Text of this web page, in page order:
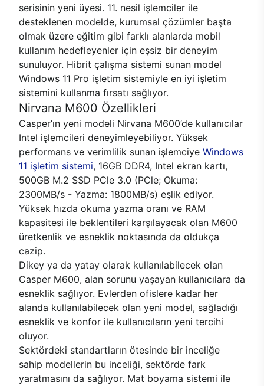
serisinin yeni üyesi. 11. nesil işlemciler ile
desteklenen modelde, kurumsal çözümler başta
olmak üzere eğitim gibi farklı alanlarda mobil
kullanım hedefleyenler için eşsiz bir deneyim
sunuluyor. Hibrit çalışma sistemi sunan model
Windows 11 Pro işletim sistemiyle en iyi işletim
sistemini kullanma fırsatı sağlıyor.
Nirvana M600 Özellikleri
Casper’ın yeni modeli Nirvana M600’de kullanıcılar
Intel işlemcileri deneyimleyebiliyor. Yüksek
performans ve verimlilik sunan işlemciye Windows
11 işletim sistemi, 16GB DDR4, Intel ekran kartı,
500GB M.2 SSD PCle 3.0 (PCle; Okuma:
2300MB/s - Yazma: 1800MB/s) eşlik ediyor.
Yüksek hızda okuma yazma oranı ve RAM
kapasitesi ile beklentileri karşılayacak olan M600
üretkenlik ve esneklik noktasında da oldukça
cazip.
Dikey ya da yatay olarak kullanılabilecek olan
Casper M600, alan sorunu yaşayan kullanıcılara da
esneklik sağlıyor. Evlerden ofislere kadar her
alanda kullanılabilecek olan yeni model, sağladığı
esneklik ve konfor ile kullanıcıların yeni tercihi
oluyor.
Sektördeki standartların ötesinde bir inceliğe
sahip modellerin bu inceliği, sektörde fark
yaratmasını da sağlıyor. Mat boyama sistemi ile